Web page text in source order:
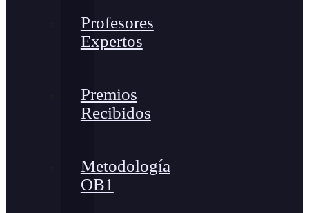
Profesores
Expertos
Premios
Recibidos
Metodología
OB1